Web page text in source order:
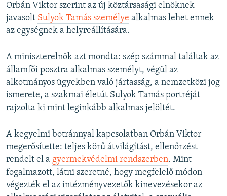
Orbán Viktor szerint az új köztársasági elnöknek
javasolt Sulyok Tamás személye alkalmas lehet ennek
az egységnek a helyreállítására.
A miniszterelnök azt mondta: szép számmal találtak az
államfői posztra alkalmas személyt, végül az
alkotmányos ügyekben való jártasság, a nemzetközi jog
ismerete, a szakmai életút Sulyok Tamás portréját
rajzolta ki mint leginkább alkalmas jelöltét.
A kegyelmi botránnyal kapcsolatban Orbán Viktor
megerősítette: teljes körű átvilágítást, ellenőrzést
rendelt el a gyermekvédelmi rendszerben. Mint
fogalmazott, látni szeretné, hogy megfelelő módon
végezték el az intézményvezetők kinevezésekor az